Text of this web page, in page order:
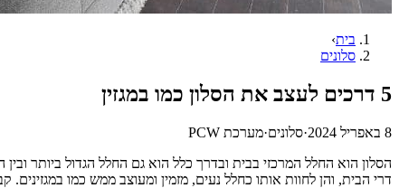
בית›
סלונים
5 דרכים לעצב את הסלון כמו במגזין
8 באפריל 2024 ·סלונים·מערכת PCW
הסלון הוא החלל המרכזי בבית ובדרך כלל הוא גם החלל הגדול ביותר
דרי הבית, והן לחוות אותו כחלל נעים, מזמין ומעוצב ממש כמו במגזינים. קבלו הצעות ל-